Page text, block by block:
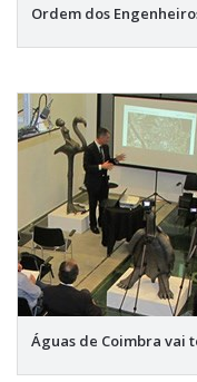
Ordem dos
Águas de Coimbra vai